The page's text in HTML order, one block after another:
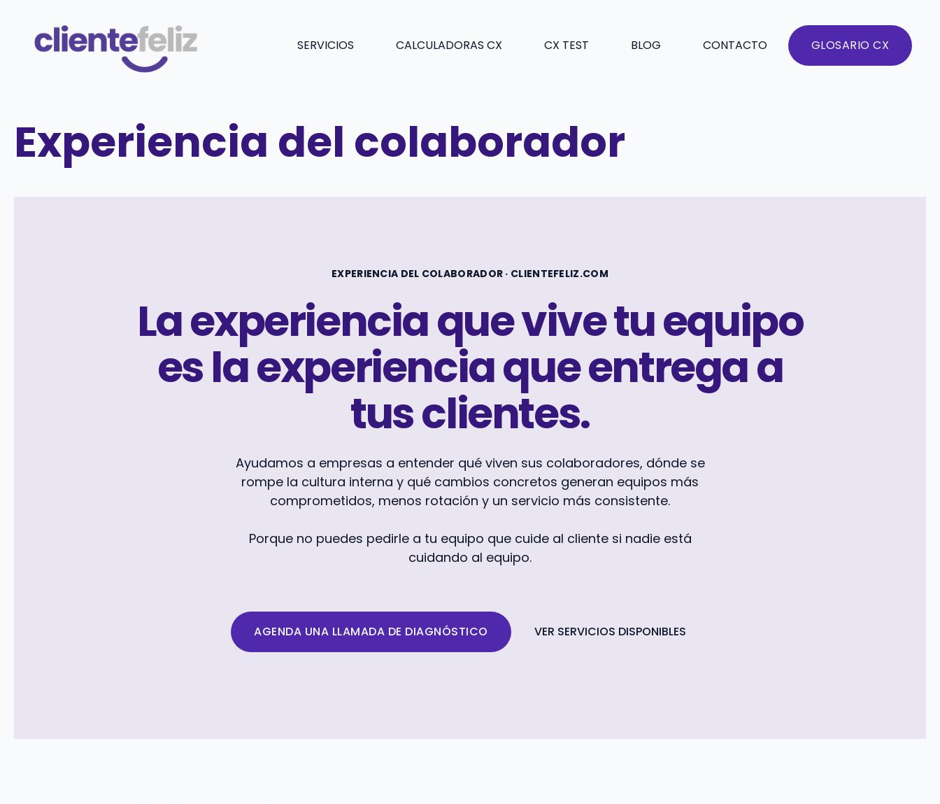
contenido
SERVICIOS CALCULADORAS CX CX TEST BLOG CONTACTO GLOSARIO CX
Experiencia del colaborador
EXPERIENCIA DEL COLABORADOR · CLIENTEFELIZ.COM
La experiencia que vive tu equipo
es la experiencia que entrega a
tus clientes.
Ayudamos a empresas a entender qué viven sus colaboradores, dónde se
rompe la cultura interna y qué cambios concretos generan equipos más
comprometidos, menos rotación y un servicio más consistente.
Porque no puedes pedirle a tu equipo que cuide al cliente si nadie está
cuidando al equipo.
AGENDA UNA LLAMADA DE DIAGNÓSTICO VER SERVICIOS DISPONIBLES